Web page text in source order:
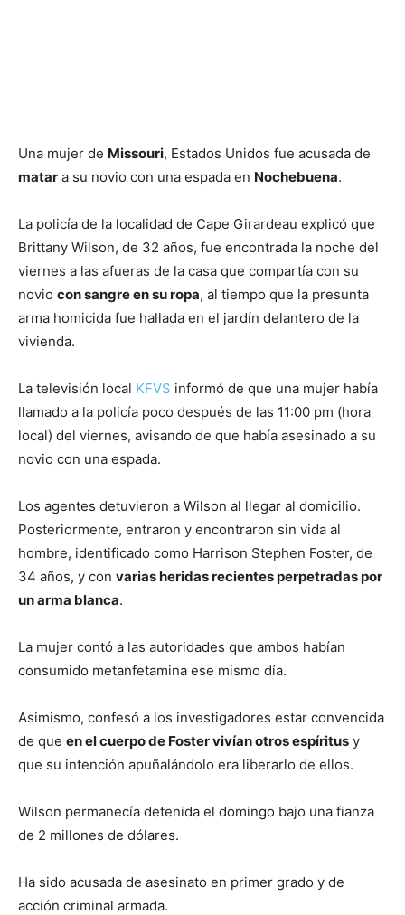
Una mujer de Missouri, Estados Unidos fue acusada de
matar a su novio con una espada en Nochebuena.
La policía de la localidad de Cape Girardeau explicó que
Brittany Wilson, de 32 años, fue encontrada la noche del
viernes a las afueras de la casa que compartía con su
novio con sangre en su ropa, al tiempo que la presunta
arma homicida fue hallada en el jardín delantero de la
vivienda.
La televisión local KFVS informó de que una mujer había
llamado a la policía poco después de las 11:00 pm (hora
local) del viernes, avisando de que había asesinado a su
novio con una espada.
Los agentes detuvieron a Wilson al llegar al domicilio.
Posteriormente, entraron y encontraron sin vida al
hombre, identificado como Harrison Stephen Foster, de
34 años, y con varias heridas recientes perpetradas por
un arma blanca.
La mujer contó a las autoridades que ambos habían
consumido metanfetamina ese mismo día.
Asimismo, confesó a los investigadores estar convencida
de que en el cuerpo de Foster vivían otros espíritus y
que su intención apuñalándolo era liberarlo de ellos.
Wilson permanecía detenida el domingo bajo una fianza
de 2 millones de dólares.
Ha sido acusada de asesinato en primer grado y de
acción criminal armada.